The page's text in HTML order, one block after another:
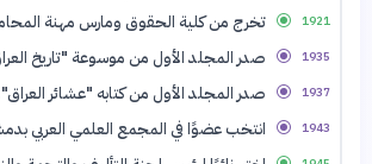
1921 تخرج من كلية الحقوق ومارس مهنة
1935 صدر المجلد الأول من موسوعة "تاريخ
1937 صدر المجلد الأول من كتابه "عشائر
1943 انتخب عضوًا في المجمع العلمي العربي